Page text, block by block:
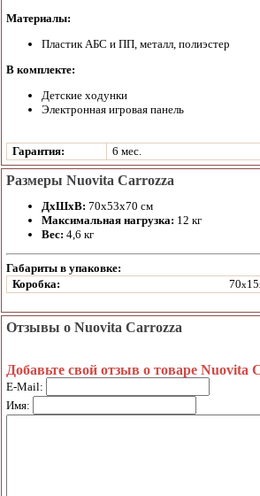
Материалы:
Пластик АБС и ПП, металл, полиэстер
В комплекте:
Детские ходунки
Электронная игровая панель
Гарантия: 6 мес.
Размеры Nuovita Carrozza
ДхШхВ: 70х53х70 см
Максимальная нагрузка: 12 кг
Вес: 4,6 кг
Габариты в упаковке:
Коробка:
70x15
Отзывы о Nuovita Carrozza
Добавьте свой отзыв о товаре Nuovita
E-Mail:
Имя: